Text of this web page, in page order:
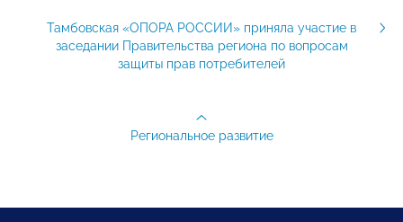
Тамбовская «ОПОРА РОССИИ» приняла участие в
заседании Правительства региона по вопросам
защиты прав потребителей
Региональное развитие